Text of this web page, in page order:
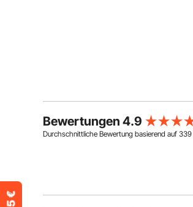
Bewertungen 4.9
Durchschnittliche Bewertung basierend auf 339